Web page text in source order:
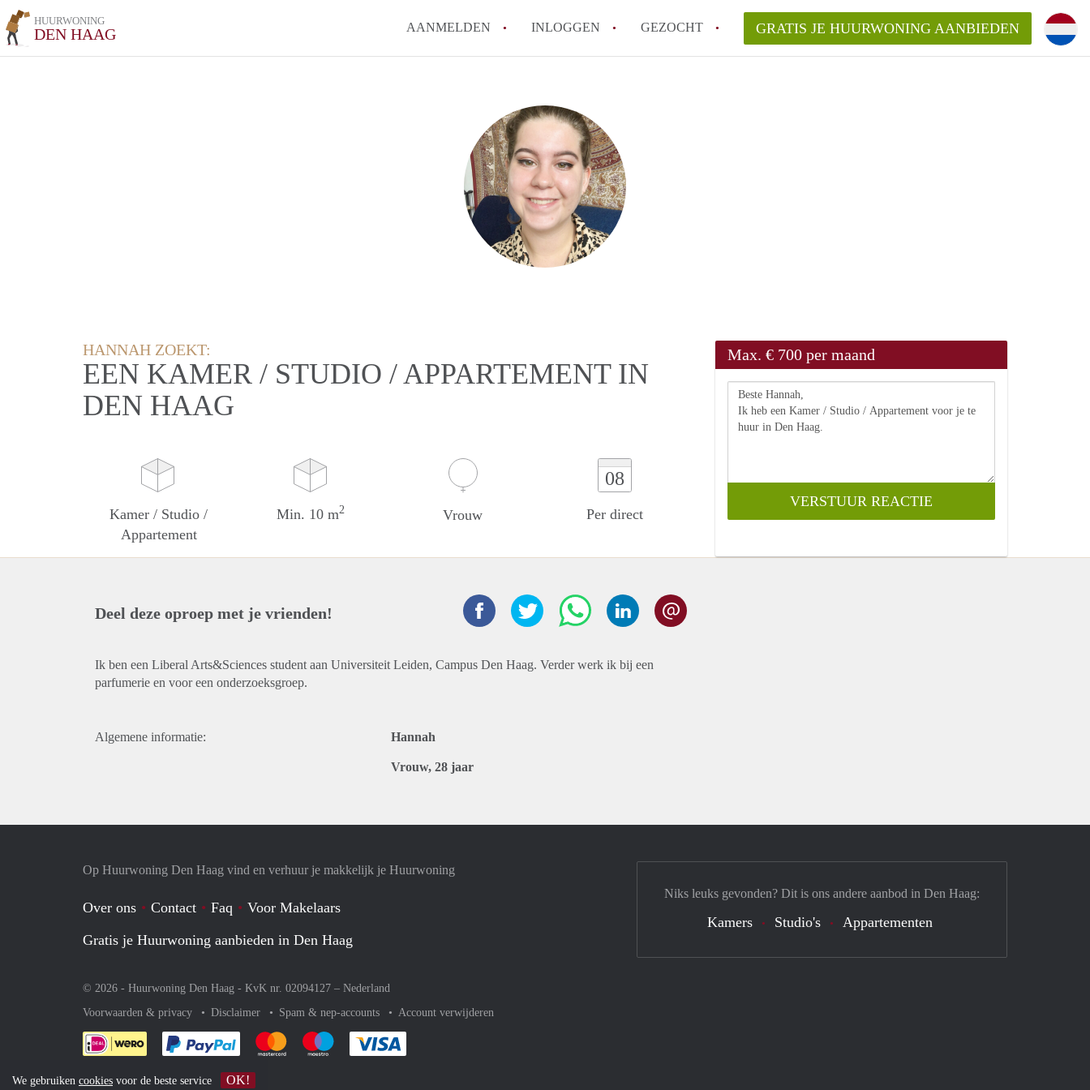
HUURWONING
DEN HAAG AANMELDEN INLOGGEN GEZOCHT GRATIS JE HUURWONING AANBIEDEN
HANNAH ZOEKT:
EEN KAMER / STUDIO / APPARTEMENT IN
DEN HAAG
Kamer / Studio /
Appartement
Min. 10 m2 Vrouw
08
Per direct
Max. € 700 per maand
Deel deze oproep met je vrienden!
Ik ben een Liberal Arts&Sciences student aan Universiteit Leiden, Campus Den Haag. Verder werk ik bij een
parfumerie en voor een onderzoeksgroep.
Algemene informatie: Hannah
Vrouw, 28 jaar
Op Huurwoning Den Haag vind en verhuur je makkelijk je Huurwoning
Over ons Contact Faq
Voor Makelaars
Gratis je Huurwoning aanbieden in Den Haag
© 2026 - Huurwoning Den Haag - KvK nr. 02094127 – Nederland
Voorwaarden & privacy
Disclaimer Spam & nep-accounts Account verwijderen
Je rekent gemakkelijk af met Paypal
Je rekent gemakkelijk af met Mastercard
Je rekent gemakkelijk af met Meastro
Niks leuks gevonden? Dit is ons andere aanbod in Den Haag:
Kamers Studio's Appartementen
We gebruiken cookies voor de beste service OK!